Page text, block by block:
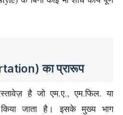
का प्रारूप
है जो एम.ए., एम.फिल. या
जाता है। इसके मुख्य भाग